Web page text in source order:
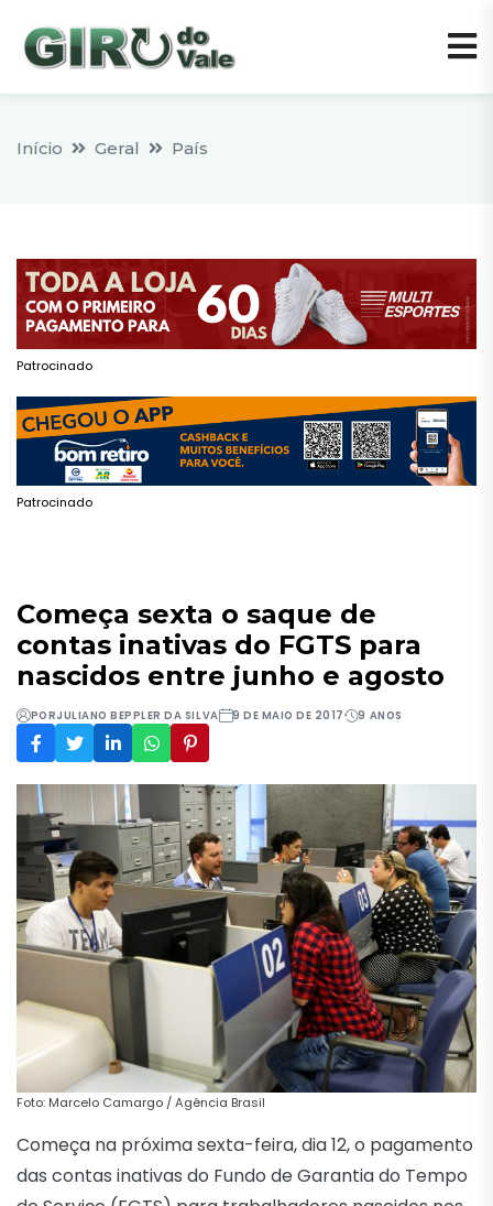
Início Geral País
Patrocinado
Patrocinado
Começa sexta o saque de
contas inativas do FGTS para
nascidos entre junho e agosto
PORJULIANO BEPPLER DA SILVA 9 DE MAIO DE 2017 9 ANOS
Foto: Marcelo Camargo / Agência Brasil
Começa na próxima sexta-feira, dia 12, o pagamento
das contas inativas do Fundo de Garantia do Tempo